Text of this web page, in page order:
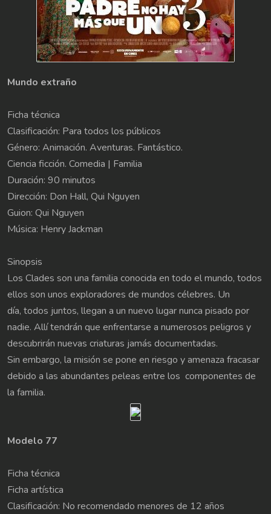
Mundo extraño
Ficha técnica
Clasificación: Para todos los públicos
Género: Animación. Aventuras. Fantástico.
Ciencia ficción. Comedia | Familia
Duración: 90 minutos
Dirección: Don Hall, Qui Nguyen
Guion: Qui Nguyen
Música: Henry Jackman
Sinopsis
Los Clades son una familia conocida en todo el mundo, todos
ellos son unos exploradores de mundos célebres. Un
día, todos juntos, llegan a un nuevo lugar nunca pisado por
nadie. Allí tendrán que enfrentarse a numerosos peligros y
descubrirán nuevas criaturas jamás documentadas.
Sin embargo, la misión se pone en riesgo y amenaza fracasar
debido a las abundantes peleas entre los componentes de
la familia.
Modelo 77
Ficha técnica
Ficha artística
Clasificación: No recomendado menores de 12 años